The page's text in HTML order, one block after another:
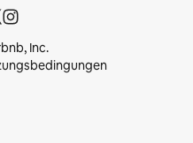
Inc.